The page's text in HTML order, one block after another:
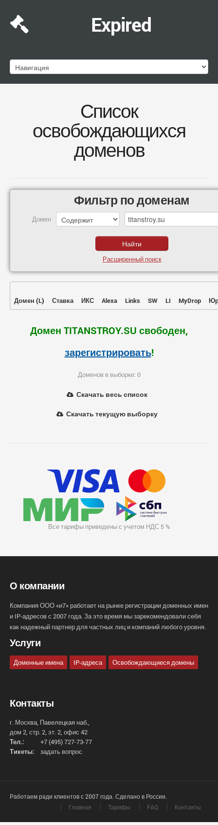
Expired
Список
освобождающихся
доменов
Фильтр по доменам
Домен
Расширенный поиск
Домен (L) Ставка ИКС Alexa Links SW LI MyDrop
Домен TITANSTROY.SU свободен,
зарегистрировать!
Доменов в выборке: 0
Скачать весь список
Скачать текущую выборку
Все тарифы приведены с учетом НДС 5 %
О компании
Компания ООО «и7» работает на рынке регистрации доменных имен
и IP-адресов с 2007 года. За это время мы зарекомендовали себя
как надежный партнер для частных лиц и компаний любого уровня.
Услуги
Доменные имена IP-адреса Освобождающиеся домены
Контакты
г. Москва, Павелецкая наб.,
дом 2, стр. 2, эт. 2, офис 42
Тел.:
+7 (495) 727-73-77
Тикеты:
задать вопрос
Работаем ради клиентов с 2007 года. Сделано в России.
Главная
Тарифы FAQ Контакты